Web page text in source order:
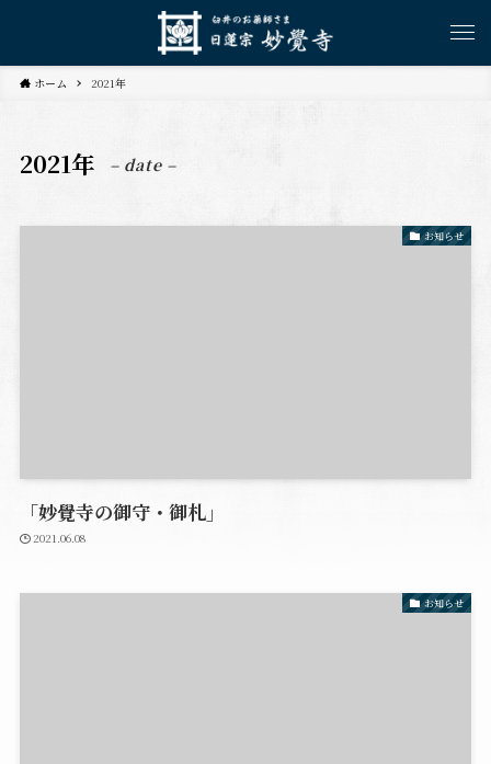
ホーム 2021年
2021年 – date –
お知らせ
「妙覺寺の御守・御札」
2021.06.08
お知らせ